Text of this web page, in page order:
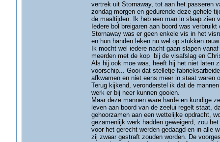
vertrek uit Stornaway, tot aan het passeren
zondag morgen en gedurende deze gehele
de maaltijden. Ik heb een man in slaap zien
Iedere bol breigaren aan boord was
Stornaway was er geen enkele vis in het
en hun handen leken nu wel op stukken
Ik mocht wel iedere nacht gaan slapen
meerden met de kop bij de visafslag en
Als hij ook moe was, heeft hij het niet laten
voorschip... Gooi dat stelletje
afkwamen en niet eens meer in staat waren
Terug kijkend, veronderstel ik dat de
werk er bij neer kunnen gooien.
Maar deze mannen ware harde en kundige
leven aan boord van de zeelui regelt staat,
gehoorzamen aan een wettelijke opdracht,
gezamenlijk werk hadden geweigerd, zou
voor het gerecht werden gedaagd en in alle
zij zwaar gestraft zouden worden. De